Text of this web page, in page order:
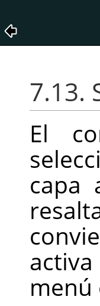
7.13.
El
capa
menú